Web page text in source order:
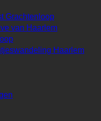
Grachtenloop
van Haarlem
Haarlem